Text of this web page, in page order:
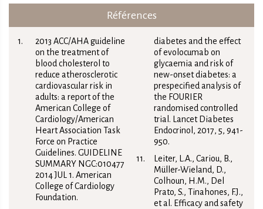
Références
2013 ACC/AHA guideline
on the treatment of
blood cholesterol to
reduce atherosclerotic
cardiovascular risk in
adults: a report of the
American College of
Cardiology/American
Heart Association Task
Force on Practice
Guidelines. GUIDELINE
SUMMARY NGC:010477
2014 JUL 1. American
College of Cardiology
Foundation.
diabetes and the effect
of evolocumab on
glycaemia and risk of
new-onset diabetes: a
prespecified analysis of
the FOURIER
randomised controlled
trial. Lancet Diabetes
Endocrinol, 2017, 5, 941-
950.
Leiter, L.A., Cariou, B.,
Müller-Wieland, D.,
Colhoun, H.M., Del
Prato, S., Tinahones, F.J.,
et al. Efficacy and safety